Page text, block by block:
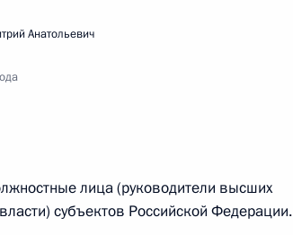
Координационного совета
в интересах детей
Анатольевич
лица (руководители высших
субъектов Российской Федерации.